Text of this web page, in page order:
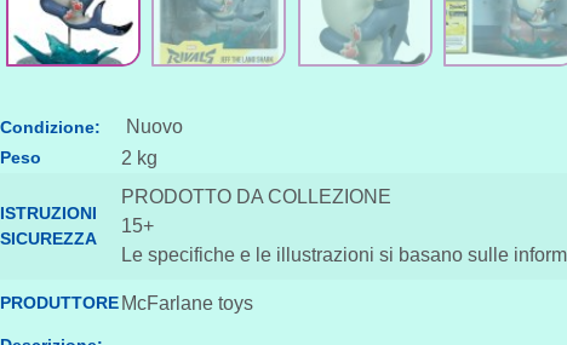
Condizione: Nuovo
Peso 2 kg
ISTRUZIONI
SICUREZZA
PRODOTTO DA COLLEZIONE
15+
Le specifiche e le illustrazioni si basano sulle
PRODUTTORE McFarlane toys